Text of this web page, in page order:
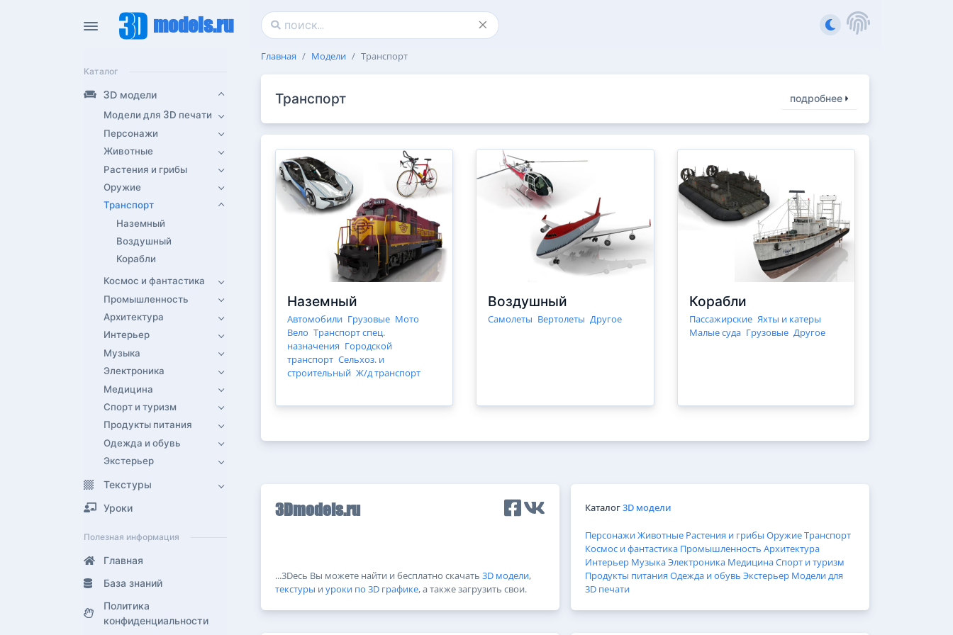
models.ru
Каталог
3D модели
Модели для 3D печати
Персонажи
Животные
Растения и грибы
Оружие
Транспорт
Наземный
Воздушный
Корабли
Космос и фантастика
Промышленность
Архитектура
Интерьер
Музыка
Электроника
Медицина
Спорт и туризм
Продукты питания
Одежда и обувь
Экстерьер
Текстуры
Уроки
Полезная информация
Главная
База знаний
Политика
конфиденциальности
Главная Модели Транспорт
Транспорт подробнее
Наземный
Автомобили Грузовые Мото
Вело Транспорт спец.
назначения Городской
транспорт Сельхоз. и
строительный Ж/д транспорт
Воздушный
Самолеты Вертолеты Другое
Корабли
Пассажирские Яхты и катеры
Малые суда Грузовые Другое
3Dmodels.ru
...3Dесь Вы можете найти и бесплатно скачать 3D модели,
текстуры и уроки по 3D графике, а также загрузить свои.
Каталог3D модели
ПерсонажиЖивотные Растения и грибы ОружиеТранспорт
Космос и фантастика Промышленность Архитектура
Интерьер МузыкаЭлектроника МедицинаСпорт и туризм
Продукты питания Одежда и обувь Экстерьер Модели для
3D печати